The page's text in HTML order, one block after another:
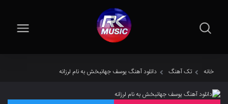
خانه تک آهنگ دانلود آهنگ یوسف جهانبخش به نام لرزانه